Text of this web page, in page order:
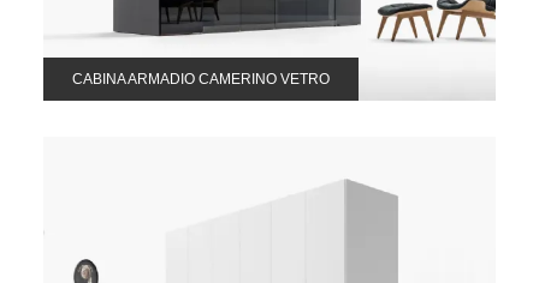
CABINA ARMADIO CAMERINO VETRO